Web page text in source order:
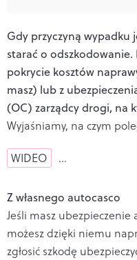
Gdy przyczyną wypadku
starać o
pokrycie kosztów
masz) lub z
(OC) zarządcy drogi, na
Wyjaśniamy, na czym
WIDEO …
Z własnego autocasco
Jeśli masz ubezpieczenie
możesz dzięki niemu
zgłosić szkodę